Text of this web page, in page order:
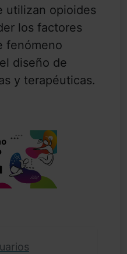
utilizan opioides
los factores
fenómeno
diseño de
y terapéuticas.